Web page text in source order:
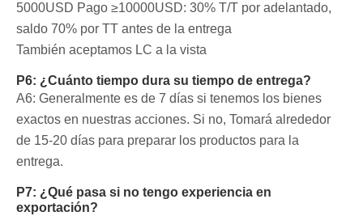
5000USD Pago ≥10000USD: 30% T/T por adelantado,
saldo 70% por TT antes de la entrega
También aceptamos LC a la vista
P6: ¿Cuánto tiempo dura su tiempo de entrega?
A6: Generalmente es de 7 días si tenemos los bienes
exactos en nuestras acciones. Si no, Tomará alrededor
de 15-20 días para preparar los productos para la
entrega.
P7: ¿Qué pasa si no tengo experiencia en
exportación?